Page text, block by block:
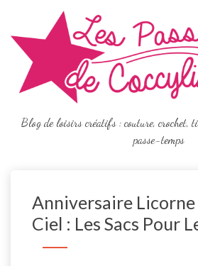
content
Blog de loisirs créatifs : couture, crochet,
passe-temps
Anniversaire Licorne
Ciel : Les Sacs Pour